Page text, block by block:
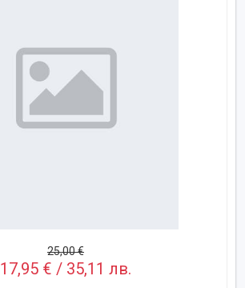
25,00 €
17,95 € / 35,11 лв.